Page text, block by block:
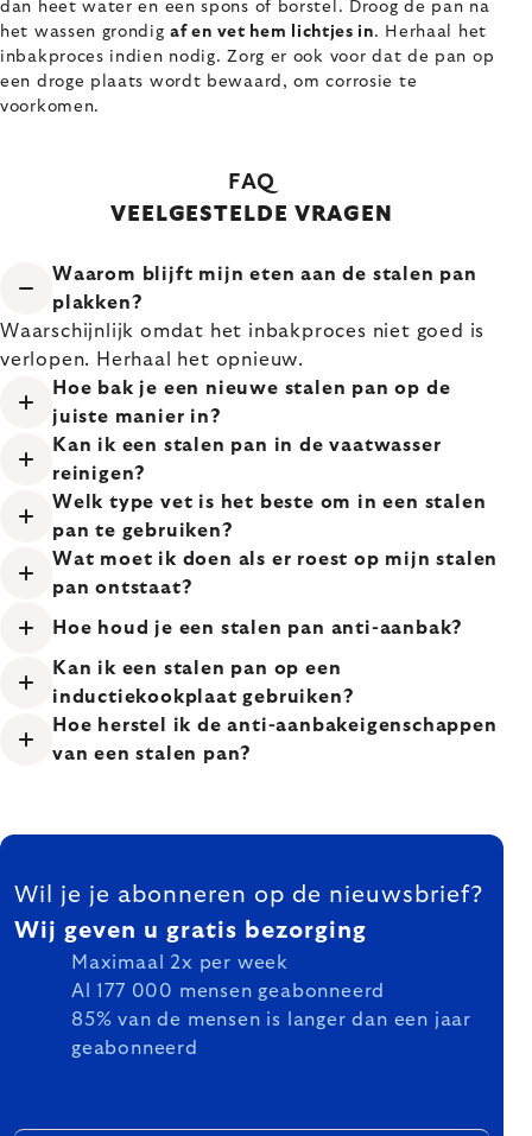
dan heet water en een spons of borstel. Droog de pan na
het wassen grondigaf en vet hem lichtjes in. Herhaal het
inbakproces indien nodig. Zorg er ook voor dat de pan op
een droge plaats wordt bewaard, om corrosie te
voorkomen.
FAQ
VEELGESTELDE VRAGEN
Waarom blijft mijn eten aan de stalen pan
plakken?
Waarschijnlijk omdat het inbakproces niet goed is
verlopen. Herhaal het opnieuw.
Hoe bak je een nieuwe stalen pan op de
juiste manier in?
Kan ik een stalen pan in de vaatwasser
reinigen?
Welk type vet is het beste om in een stalen
pan te gebruiken?
Wat moet ik doen als er roest op mijn stalen
pan ontstaat?
Hoe houd je een stalen pan anti-aanbak?
Kan ik een stalen pan op een
inductiekookplaat gebruiken?
Hoe herstel ik de anti-aanbakeigenschappen
van een stalen pan?
FOOTER
Wil je je abonneren op de nieuwsbrief?
Wij geven u gratis bezorging
Maximaal 2x per week
Al 177 000 mensen geabonneerd
85% van de mensen is langer dan een jaar
geabonneerd